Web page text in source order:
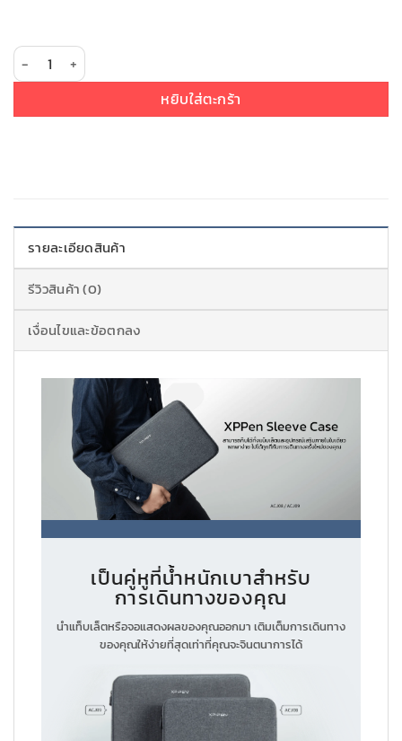
จำนวน XPPen ACJ08 กระเป๋า เคสเมาส์ปากกา ขนาด 7x4 นิ้ว ชิ้น
หยิบใส่ตะกร้า
รายละเอียดสินค้า
รีวิวสินค้า (0)
เงื่อนไขและข้อตกลง
เป็นคู่หูที่น้ำหนักเบาสำหรับ
การเดินทางของคุณ
นำแท็บเล็ตหรือจอแสดงผลของคุณออกมา เติมเต็มการเดินทาง
ของคุณให้ง่ายที่สุดเท่าที่คุณจะจินตนาการได้